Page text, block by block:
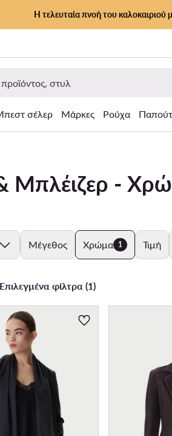
Η τελευταία πνοή του καλοκαιριού
σέλερ Μάρκες Ρούχα
Μπλέιζερ -
Μέγεθος Χρώμα 1 Τιμή
φίλτρα (1)